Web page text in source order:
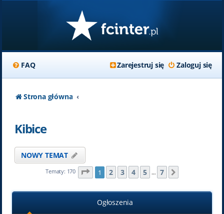
FAQ Zaloguj się
Zarejestruj się
Strona główna
Kibice
NOWY TEMAT
Tematy: 170 Strona z
1 2 3 4 5 … 7
Ogłoszenia